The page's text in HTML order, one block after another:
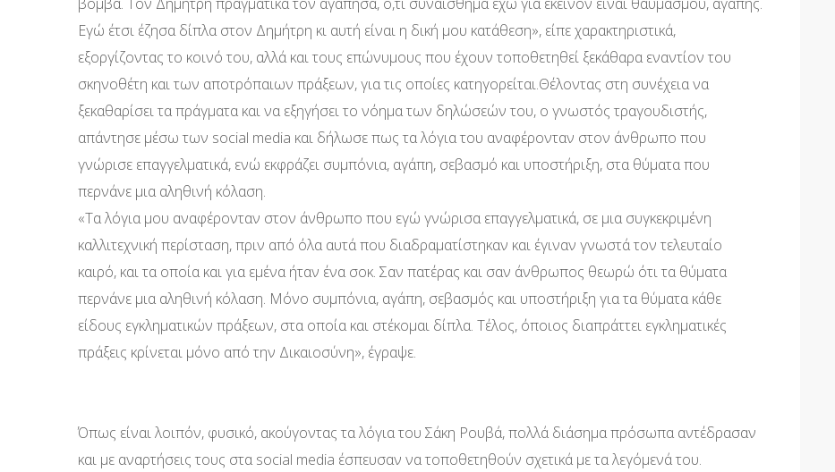
Εγώ έτσι έζησα δίπλα στον Δημήτρη κι αυτή είναι η δική μου κατάθεση», είπε χαρακτηριστικά,
εξοργίζοντας το κοινό του, αλλά και τους επώνυμους που έχουν τοποθετηθεί ξεκάθαρα εναντίον του
σκηνοθέτη και των αποτρόπαιων πράξεων, για τις οποίες κατηγορείται.Θέλοντας στη συνέχεια να
ξεκαθαρίσει τα πράγματα και να εξηγήσει το νόημα των δηλώσεών του, ο γνωστός τραγουδιστής,
απάντησε μέσω των social media και δήλωσε πως τα λόγια του αναφέρονταν στον άνθρωπο που
γνώρισε επαγγελματικά, ενώ εκφράζει συμπόνια, αγάπη, σεβασμό και υποστήριξη, στα θύματα που
περνάνε μια αληθινή κόλαση.
«Τα λόγια μου αναφέρονταν στον άνθρωπο που εγώ γνώρισα επαγγελματικά, σε μια συγκεκριμένη
καλλιτεχνική περίσταση, πριν από όλα αυτά που διαδραματίστηκαν και έγιναν γνωστά τον τελευταίο
καιρό, και τα οποία και για εμένα ήταν ένα σοκ. Σαν πατέρας και σαν άνθρωπος θεωρώ ότι τα θύματα
περνάνε μια αληθινή κόλαση. Μόνο συμπόνια, αγάπη, σεβασμός και υποστήριξη για τα θύματα κάθε
είδους εγκληματικών πράξεων, στα οποία και στέκομαι δίπλα. Τέλος, όποιος διαπράττει εγκληματικές
πράξεις κρίνεται μόνο από την Δικαιοσύνη», έγραψε.
Όπως είναι λοιπόν, φυσικό, ακούγοντας τα λόγια του Σάκη Ρουβά, πολλά διάσημα πρόσωπα αντέδρασαν
και με αναρτήσεις τους στα social media έσπευσαν να τοποθετηθούν σχετικά με τα λεγόμενά του.